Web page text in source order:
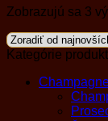
Zobrazujú sa 3
Kategórie